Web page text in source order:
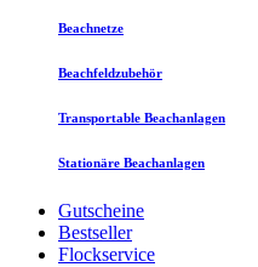
Beachnetze
Beachfeldzubehör
Transportable Beachanlagen
Stationäre Beachanlagen
Gutscheine
Bestseller
Flockservice